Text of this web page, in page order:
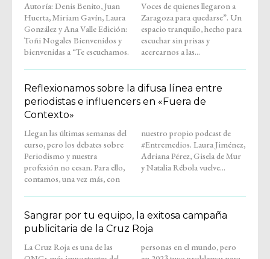
Autoría: Denis Benito, Juan
Huerta, Miriam Gavín, Laura
González y Ana Valle Edición:
Toñi Nogales Bienvenidos y
bienvenidas a “Te escuchamos.
Voces de quienes llegaron a
Zaragoza para quedarse”. Un
espacio tranquilo, hecho para
escuchar sin prisas y
acercarnos a las...
Reflexionamos sobre la difusa línea entre
periodistas e influencers en «Fuera de
Contexto»
Llegan las últimas semanas del
curso, pero los debates sobre
Periodismo y nuestra
profesión no cesan. Para ello,
contamos, una vez más, con
nuestro propio podcast de
#Entremedios. Laura Jiménez,
Adriana Pérez, Gisela de Mur
y Natalia Rébola vuelve...
Sangrar por tu equipo, la exitosa campaña
publicitaria de la Cruz Roja
La Cruz Roja es una de las
personas en el mundo, pero